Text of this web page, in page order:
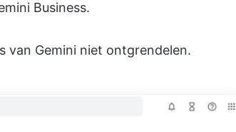
Business.
Gemini niet ontgrendelen.